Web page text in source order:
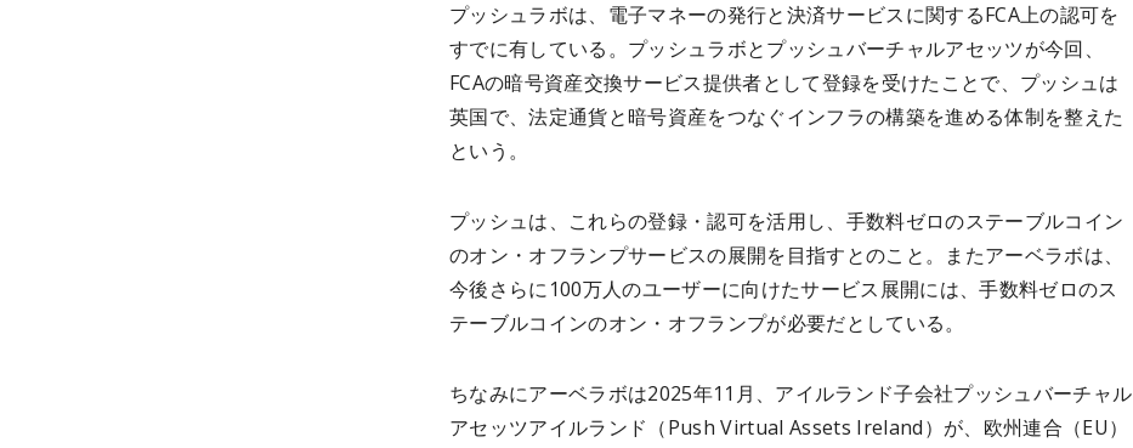
プッシュラボは、電子マネーの発行と決済サービスに関するFCA上の認可を
すでに有している。プッシュラボとプッシュバーチャルアセッツが今回、
FCAの暗号資産交換サービス提供者として登録を受けたことで、プッシュは
英国で、法定通貨と暗号資産をつなぐインフラの構築を進める体制を整えた
という。
プッシュは、これらの登録・認可を活用し、手数料ゼロのステーブルコイン
のオン・オフランプサービスの展開を目指すとのこと。またアーベラボは、
今後さらに100万人のユーザーに向けたサービス展開には、手数料ゼロのス
テーブルコインのオン・オフランプが必要だとしている。
ちなみにアーベラボは2025年11月、アイルランド子会社プッシュバーチャル
アセッツアイルランド（Push Virtual Assets Ireland）が、欧州連合（EU）